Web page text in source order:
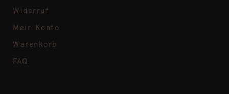
Widerruf
Mein Konto
Warenkorb
FAQ